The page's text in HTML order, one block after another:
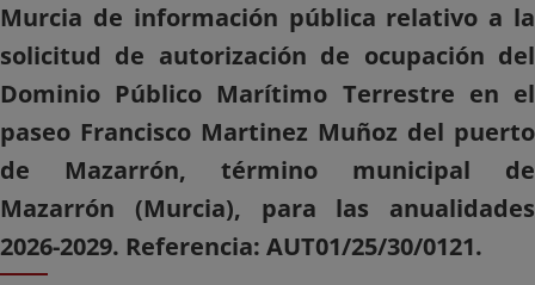
Murcia de información pública relativo a la
solicitud de autorización de ocupación del
Dominio Público Marítimo Terrestre en el
paseo Francisco Martinez Muñoz del puerto
de Mazarrón, término municipal de
Mazarrón (Murcia), para las anualidades
2026-2029. Referencia: AUT01/25/30/0121.